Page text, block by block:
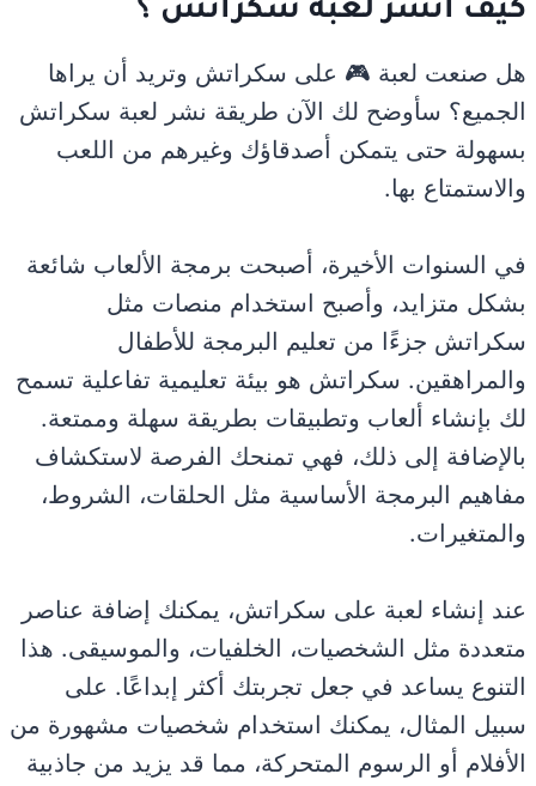
كيف أنشر لعبة سكراتش ؟
هل صنعت لعبة 🎮 على سكراتش وتريد أن يراها
الجميع؟ سأوضح لك الآن طريقة نشر لعبة سكراتش
بسهولة حتى يتمكن أصدقاؤك وغيرهم من اللعب
والاستمتاع بها.
في السنوات الأخيرة، أصبحت برمجة الألعاب شائعة
بشكل متزايد، وأصبح استخدام منصات مثل
سكراتش جزءًا من تعليم البرمجة للأطفال
والمراهقين. سكراتش هو بيئة تعليمية تفاعلية تسمح
لك بإنشاء ألعاب وتطبيقات بطريقة سهلة وممتعة.
بالإضافة إلى ذلك، فهي تمنحك الفرصة لاستكشاف
مفاهيم البرمجة الأساسية مثل الحلقات، الشروط،
والمتغيرات.
عند إنشاء لعبة على سكراتش، يمكنك إضافة عناصر
متعددة مثل الشخصيات، الخلفيات، والموسيقى. هذا
التنوع يساعد في جعل تجربتك أكثر إبداعًا. على
سبيل المثال، يمكنك استخدام شخصيات مشهورة من
الأفلام أو الرسوم المتحركة، مما قد يزيد من جاذبية